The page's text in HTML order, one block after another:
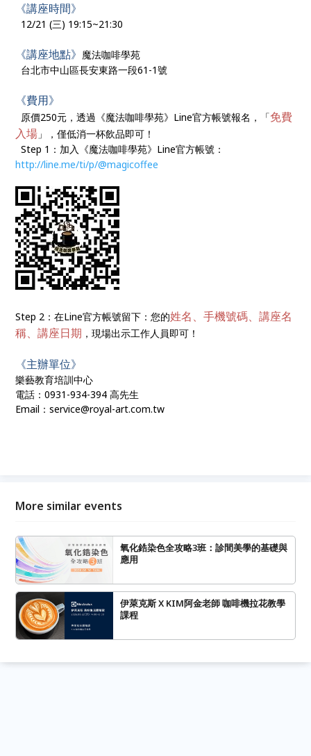
《講座時間》
12/21 (三) 19:15~21:30
《講座地點》 魔法咖啡學苑
台北市中山區長安東路一段61-1號
《費用》
原價250元，透過《魔法咖啡學苑》Line官方帳號報名，「免費
入場 」，僅低消一杯飲品即可！
Step 1：加入《魔法咖啡學苑》Line官方帳號：
http://line.me/ti/p/@magicoffee
Step 2：在Line官方帳號留下：您的姓名、手機號碼、講座名
稱、講座日期 ，現場出示工作人員即可！
《主辦單位》
樂藝教育培訓中心
電話：0931-934-394 高先生
Email：service@royal-art.com.tw
More similar events
氧化鋯染色全攻略3班：診間美學的基礎與
應用
伊萊克斯 X KIM阿金老師 咖啡機拉花教學
課程